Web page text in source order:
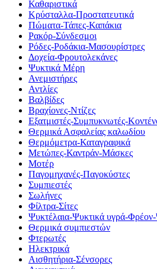
Καθαριστικά
Κρύσταλλα-Προστατευτικά
Πώματα-Τάπες-Καπάκια
Ρακόρ-Σύνδεσμοι
Ρόδες-Ροδάκια-Μασουρίστρες
Δοχεία-Φρουτολεκάνες
Ψυκτικά Μέρη
Ανεμιστήρες
Αντλίες
Βαλβίδες
Βραχίονες-Ντίζες
Εξατμιστές-Συμπυκνωτές-
Θερμικά Ασφαλείας καλωδίου
Θερμόμετρα-Καταγραφικά
Μετώπες-Καντράν-Μάσκες
Μοτέρ
Παγομηχανές-Παγοκύστες
Συμπιεστές
Σωλήνες
Φίλτρα-Σίτες
Ψυκτέλαια-Ψυκτικά υγρά-Φρέον-
Θερμικά συμπιεστών
Φτερωτές
Ηλεκτρικά
Αισθητήρια-Σένσορες